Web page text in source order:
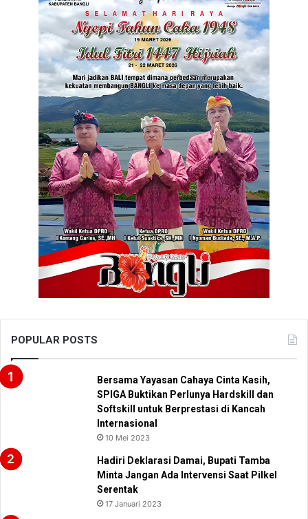
POPULAR POSTS
Bersama Yayasan Cahaya Cinta Kasih,
SPIGA Buktikan Perlunya Hardskill dan
Softskill untuk Berprestasi di Kancah
Internasional
10 Mei 2023
Hadiri Deklarasi Damai, Bupati Tamba
Minta Jangan Ada Intervensi Saat Pilkel
Serentak
17 Januari 2023